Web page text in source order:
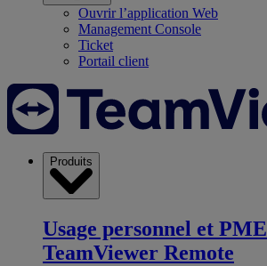
Ouvrir l’application Web
Management Console
Ticket
Portail client
Produits
Usage personnel et PME
TeamViewer Remote